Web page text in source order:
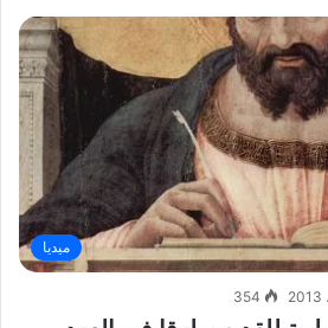
ميديا
354